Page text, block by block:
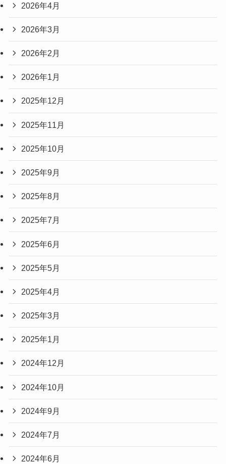
2026年4月
2026年3月
2026年2月
2026年1月
2025年12月
2025年11月
2025年10月
2025年9月
2025年8月
2025年7月
2025年6月
2025年5月
2025年4月
2025年3月
2025年1月
2024年12月
2024年10月
2024年9月
2024年7月
2024年6月